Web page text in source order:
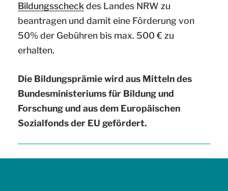
Bildungsscheckdes Landes NRW zu
beantragen und damit eine Förderung von
50% der Gebühren bis max. 500 € zu
erhalten.
Die Bildungsprämie wird aus Mitteln des
Bundesministeriums für Bildung und
Forschung und aus dem Europäischen
Sozialfonds der EU gefördert.